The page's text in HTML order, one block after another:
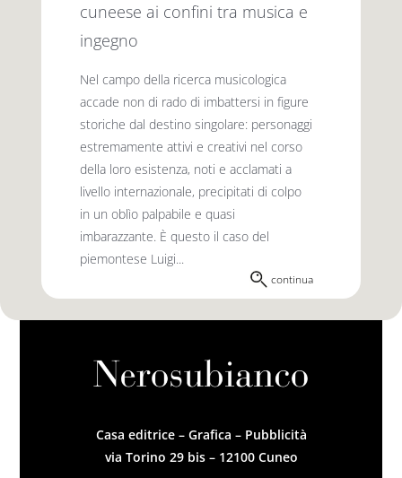
cuneese ai confini tra musica e
ingegno
Nel campo della ricerca musicologica
accade non di rado di imbattersi in figure
storiche dal destino singolare: personaggi
estremamente attivi e creativi nel corso
della loro esistenza, noti e acclamati a
livello internazionale, precipitati di colpo
in un oblìo palpabile e quasi
imbarazzante. È questo il caso del
piemontese Luigi...
continua
Casa editrice – Grafica – Pubblicità
via Torino 29 bis – 12100 Cuneo